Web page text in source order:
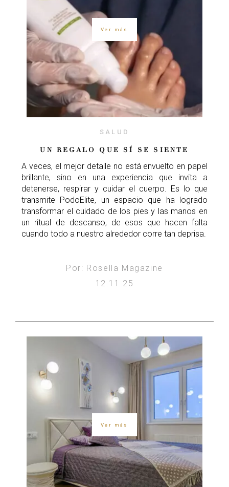
Ver más
SALUD
UN REGALO QUE SÍ SE SIENTE
A veces, el mejor detalle no está envuelto en papel
brillante, sino en una experiencia que invita a
detenerse, respirar y cuidar el cuerpo. Es lo que
transmite PodoElite, un espacio que ha logrado
transformar el cuidado de los pies y las manos en
un ritual de descanso, de esos que hacen falta
cuando todo a nuestro alrededor corre tan deprisa.
Por: Rosella Magazine
12.11.25
Ver más